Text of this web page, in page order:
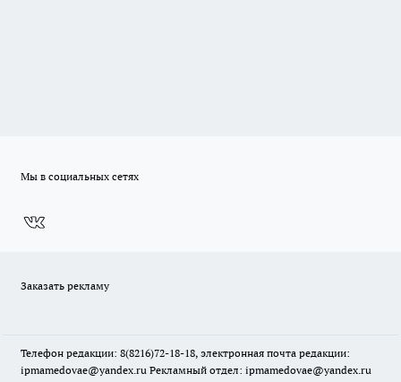
Мы в социальных сетях
Заказать рекламу
Телефон редакции: 8(8216)72-18-18, электронная почта редакции:
ipmamedovae@yandex.ru Рекламный отдел: ipmamedovae@yandex.ru